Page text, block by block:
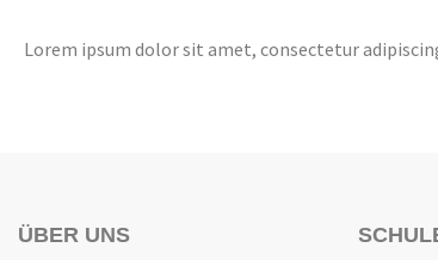
Lorem ipsum dolor sit amet, consectetur
ÜBER UNS